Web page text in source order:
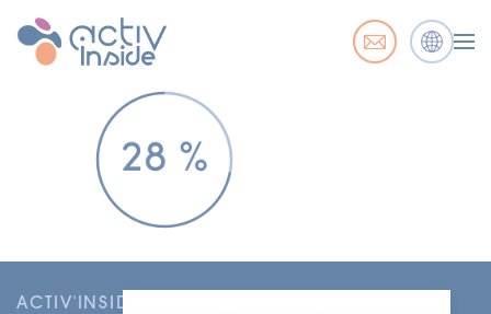
ACTIV'INSIDE: UPGRADE YOUR